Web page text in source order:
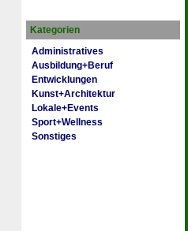
Kategorien
Administratives
Ausbildung+Beruf
Entwicklungen
Kunst+Architektur
Lokale+Events
Sport+Wellness
Sonstiges